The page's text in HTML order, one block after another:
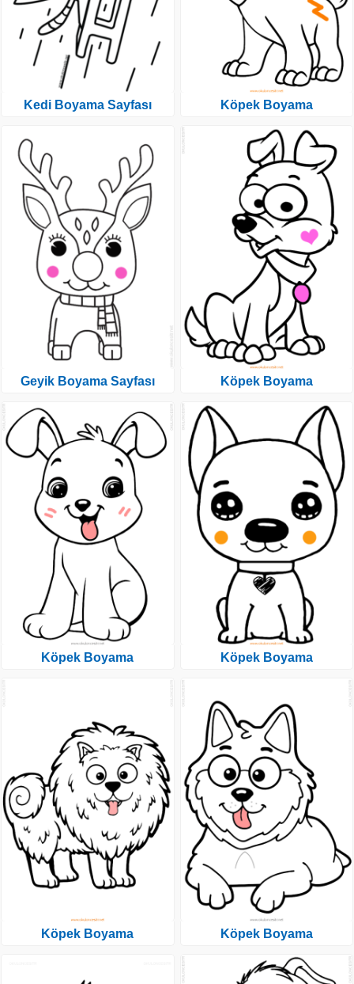
Kedi Boyama Sayfası
Geyik Boyama Sayfası
Köpek Boyama
Köpek Boyama
Köpek Boyama
Köpek Boyama
Köpek Boyama
Köpek Boyama